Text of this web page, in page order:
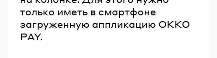
только иметь в смартфоне
загруженную аппликацию OKKO
PAY.